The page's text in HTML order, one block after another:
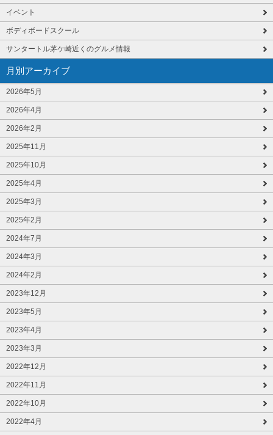
イベント
ボディボードスクール
サンタートル茅ケ崎近くのグルメ情報
月別アーカイブ
2026年5月
2026年4月
2026年2月
2025年11月
2025年10月
2025年4月
2025年3月
2025年2月
2024年7月
2024年3月
2024年2月
2023年12月
2023年5月
2023年4月
2023年3月
2022年12月
2022年11月
2022年10月
2022年4月